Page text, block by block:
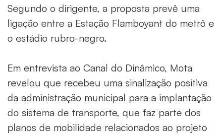
Segundo o dirigente, a proposta prevê uma
ligação entre a Estação Flamboyant do metrô e
o estádio rubro-negro.
Em entrevista ao Canal do Dinâmico, Mota
revelou que recebeu uma sinalização positiva
da administração municipal para a implantação
do sistema de transporte, que faz parte dos
planos de mobilidade relacionados ao projeto